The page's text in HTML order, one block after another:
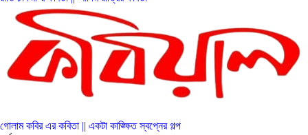
গোলাম কবির এর কবিতা || একটা কাঙ্ক্ষিত স্বপ্নের গল্প